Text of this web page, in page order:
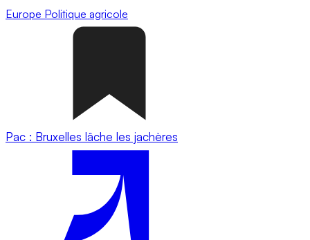
Europe Politique agricole
Pac : Bruxelles lâche les jachères